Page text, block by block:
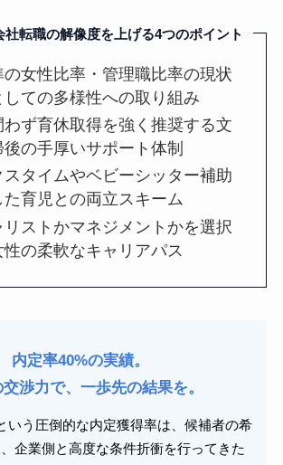
転職の解像度を上げる4つのポイント
の女性比率・管理職比率の現状
しての多様性への取り組み
わず育休取得を強く推奨する文
の手厚いサポート体制
スタイムやベビーシッター補助
た育児との両立スキーム
リストかマネジメントかを選択
性の柔軟なキャリアパス
内定率40%の実績。
渉力で、一歩先の結果を。
いう圧倒的な内定獲得率は、候補者の希
企業側と高度な条件折衝を行ってきた